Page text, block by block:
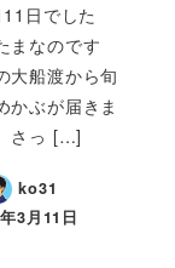
日でした
まなのです
大船渡から旬
かぶが届きま
さっ […]
ko31
3月11日